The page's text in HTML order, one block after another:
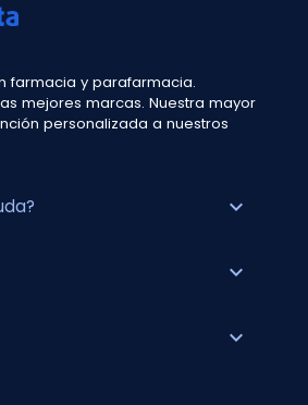
farmacia y parafarmacia.
mejores marcas. Nuestra mayor
personalizada a nuestros
expand_more
expand_more
expand_more